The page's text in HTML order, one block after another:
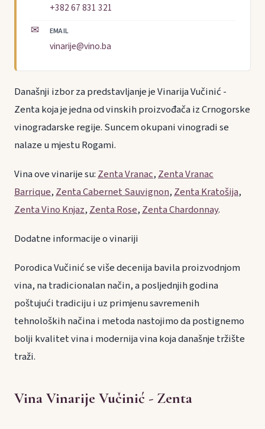
+382 67 831 321
✉ EMAIL
vinarije@vino.ba
Današnji izbor za predstavljanje je Vinarija Vučinić -
Zenta koja je jedna od vinskih proizvođača iz Crnogorske
vinogradarske regije. Suncem okupani vinogradi se
nalaze u mjestu Rogami.
Vina ove vinarije su: Zenta Vranac, Zenta Vranac
Barrique, Zenta Cabernet Sauvignon, Zenta Kratošija,
Zenta Vino Knjaz, Zenta Rose, Zenta Chardonnay.
Dodatne informacije o vinariji
Porodica Vučinić se više decenija bavila proizvodnjom
vina, na tradicionalan način, a posljednjih godina
poštujući tradiciju i uz primjenu savremenih
tehnoloških načina i metoda nastojimo da postignemo
bolji kvalitet vina i modernija vina koja današnje tržište
traži.
Vina Vinarije Vučinić - Zenta